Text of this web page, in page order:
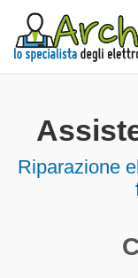
Riparazione